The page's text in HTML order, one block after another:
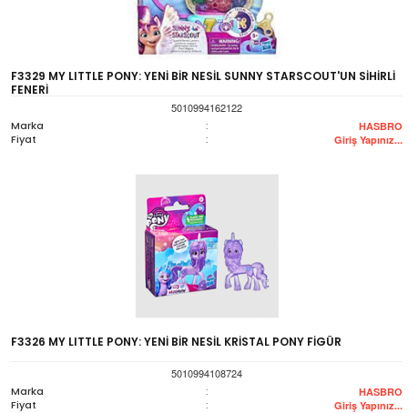
F3329 MY LITTLE PONY: YENİ BİR NESİL SUNNY STARSCOUT'UN SİHİRLİ
FENERİ
5010994162122
Marka
: HASBRO
Fiyat : Giriş Yapınız...
F3326 MY LITTLE PONY: YENİ BİR NESİL KRİSTAL PONY FİGÜR
5010994108724
Marka
: HASBRO
Fiyat : Giriş Yapınız...